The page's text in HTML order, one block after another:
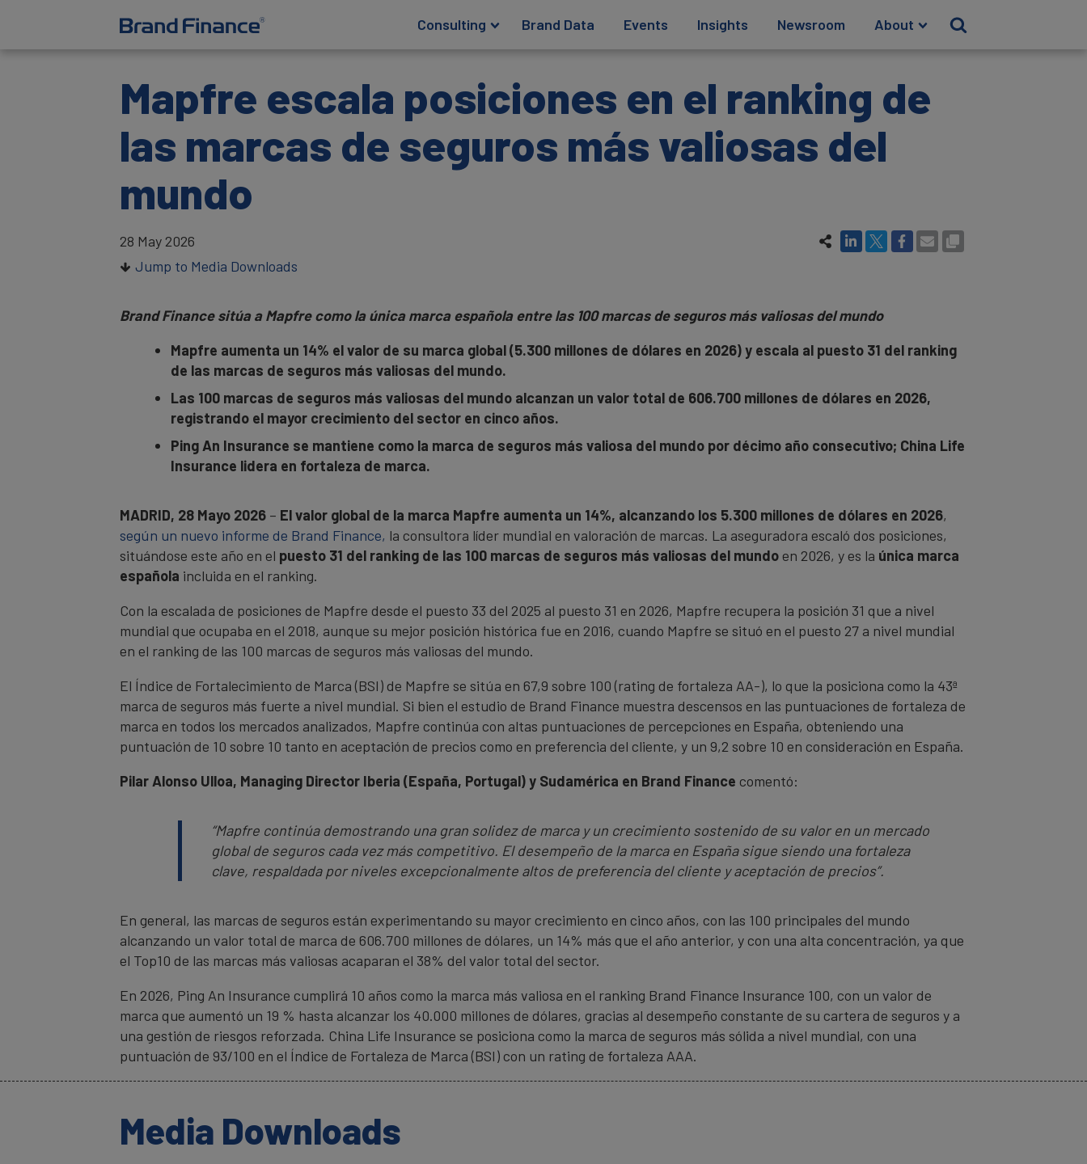
Consulting Brand Data Events Insights Newsroom About
Mapfre escala posiciones en el ranking de
las marcas de seguros más valiosas del
mundo
28 May 2026
Jump to Media Downloads
Brand Finance sitúa a Mapfre como la única marca española entre las 100 marcas de seguros más valiosas del mundo
Mapfre aumenta un 14% el valor de su marca global (5.300 millones de dólares en 2026) y escala al puesto 31 del ranking
de las marcas de seguros más valiosas del mundo.
Las 100 marcas de seguros más valiosas del mundo alcanzan un valor total de 606.700 millones de dólares en 2026,
registrando el mayor crecimiento del sector en cinco años.
Ping An Insurance se mantiene como la marca de seguros más valiosa del mundo por décimo año consecutivo; China Life
Insurance lidera en fortaleza de marca.
MADRID, 28 Mayo 2026 – El valor global de la marca Mapfre aumenta un 14%, alcanzando los 5.300 millones de dólares en 2026,
según un nuevo informe de Brand Finance, la consultora líder mundial en valoración de marcas. La aseguradora escaló dos posiciones,
situándose este año en el puesto 31 del ranking de las 100 marcas de seguros más valiosas del mundo en 2026, y es la única marca
española incluida en el ranking.
Con la escalada de posiciones de Mapfre desde el puesto 33 del 2025 al puesto 31 en 2026, Mapfre recupera la posición 31 que a nivel
mundial que ocupaba en el 2018, aunque su mejor posición histórica fue en 2016, cuando Mapfre se situó en el puesto 27 a nivel mundial
en el ranking de las 100 marcas de seguros más valiosas del mundo.
El Índice de Fortalecimiento de Marca (BSI) de Mapfre se sitúa en 67,9 sobre 100 (rating de fortaleza AA-), lo que la posiciona como la 43ª
marca de seguros más fuerte a nivel mundial. Si bien el estudio de Brand Finance muestra descensos en las puntuaciones de fortaleza de
marca en todos los mercados analizados, Mapfre continúa con altas puntuaciones de percepciones en España, obteniendo una
puntuación de 10 sobre 10 tanto en aceptación de precios como en preferencia del cliente, y un 9,2 sobre 10 en consideración en España.
Pilar Alonso Ulloa, Managing Director Iberia (España, Portugal) y Sudamérica en Brand Finance comentó:
“Mapfre continúa demostrando una gran solidez de marca y un crecimiento sostenido de su valor en un mercado
global de seguros cada vez más competitivo. El desempeño de la marca en España sigue siendo una fortaleza
clave, respaldada por niveles excepcionalmente altos de preferencia del cliente y aceptación de precios”.
En general, las marcas de seguros están experimentando su mayor crecimiento en cinco años, con las 100 principales del mundo
alcanzando un valor total de marca de 606.700 millones de dólares, un 14% más que el año anterior, y con una alta concentración, ya que
el Top10 de las marcas más valiosas acaparan el 38% del valor total del sector.
En 2026, Ping An Insurance cumplirá 10 años como la marca más valiosa en el ranking Brand Finance Insurance 100, con un valor de
marca que aumentó un 19 % hasta alcanzar los 40.000 millones de dólares, gracias al desempeño constante de su cartera de seguros y a
una gestión de riesgos reforzada. China Life Insurance se posiciona como la marca de seguros más sólida a nivel mundial, con una
puntuación de 93/100 en el Índice de Fortaleza de Marca (BSI) con un rating de fortaleza AAA.
Media Downloads